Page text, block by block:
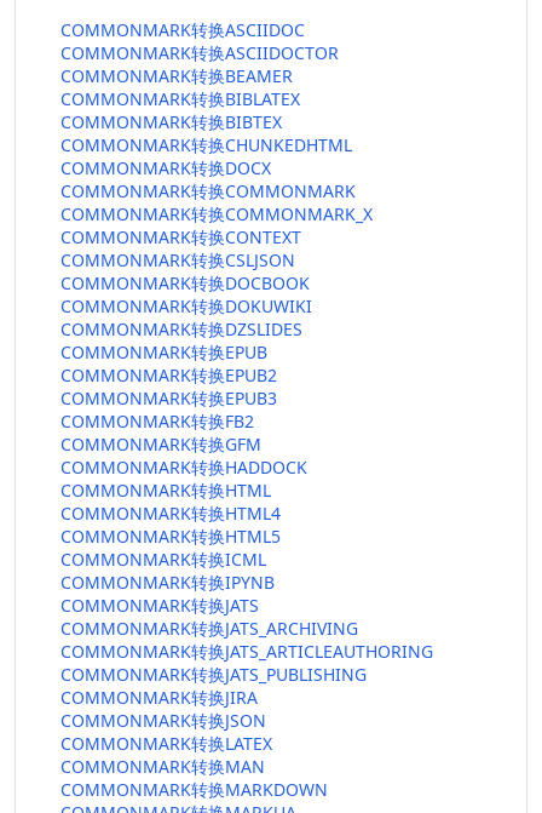
COMMONMARK转换ASCIIDOC
COMMONMARK转换ASCIIDOCTOR
COMMONMARK转换BEAMER
COMMONMARK转换BIBLATEX
COMMONMARK转换BIBTEX
COMMONMARK转换CHUNKEDHTML
COMMONMARK转换DOCX
COMMONMARK转换COMMONMARK
COMMONMARK转换COMMONMARK_X
COMMONMARK转换CONTEXT
COMMONMARK转换CSLJSON
COMMONMARK转换DOCBOOK
COMMONMARK转换DOKUWIKI
COMMONMARK转换DZSLIDES
COMMONMARK转换EPUB
COMMONMARK转换EPUB2
COMMONMARK转换EPUB3
COMMONMARK转换FB2
COMMONMARK转换GFM
COMMONMARK转换HADDOCK
COMMONMARK转换HTML
COMMONMARK转换HTML4
COMMONMARK转换HTML5
COMMONMARK转换ICML
COMMONMARK转换IPYNB
COMMONMARK转换JATS
COMMONMARK转换JATS_ARCHIVING
COMMONMARK转换JATS_ARTICLEAUTHORING
COMMONMARK转换JATS_PUBLISHING
COMMONMARK转换JIRA
COMMONMARK转换JSON
COMMONMARK转换LATEX
COMMONMARK转换MAN
COMMONMARK转换MARKDOWN